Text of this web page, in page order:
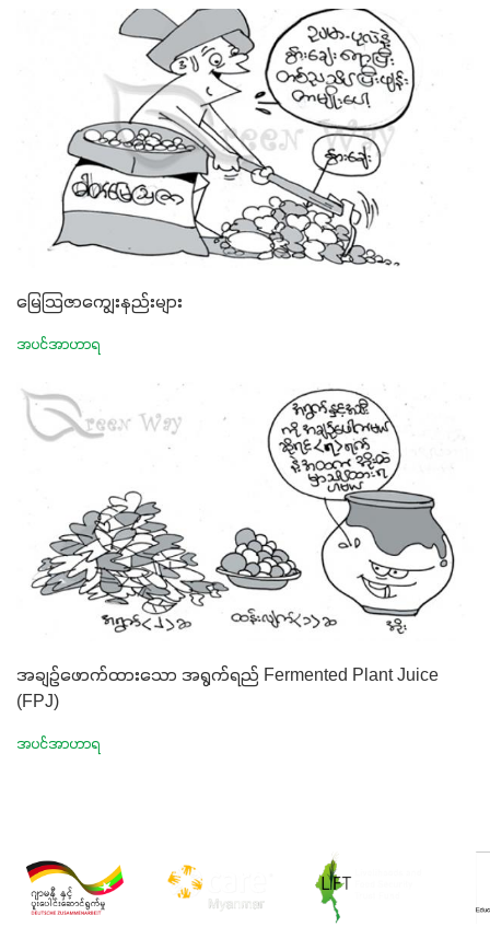
မြေသြဇာကျွေးနည်းများ
အပင်အာဟာရ
အချဉ်ဖောက်ထားသော အရွက်ရည် Fermented Plant Juice
(FPJ)
အပင်အာဟာရ